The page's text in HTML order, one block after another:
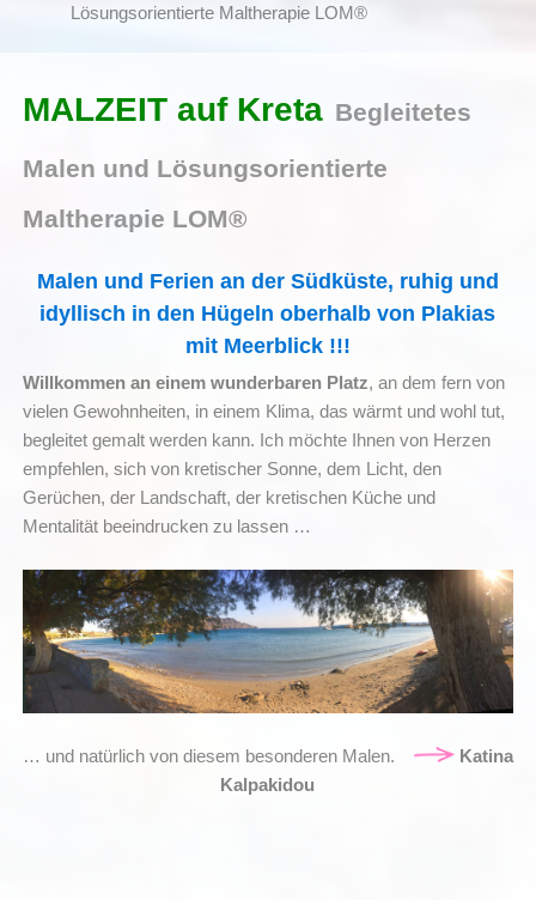
Lösungsorientierte Maltherapie LOM®
MALZEIT auf Kreta Begleitetes
Malen und Lösungsorientierte
Maltherapie LOM®
Malen und Ferien an der Südküste, ruhig und
idyllisch in den Hügeln oberhalb von Plakias
mit Meerblick !!!
Willkommen an einem wunderbaren Platz, an dem fern von
vielen Gewohnheiten, in einem Klima, das wärmt und wohl tut,
begleitet gemalt werden kann. Ich möchte Ihnen von Herzen
empfehlen, sich von kretischer Sonne, dem Licht, den
Gerüchen, der Landschaft, der kretischen Küche und
Mentalität beeindrucken zu lassen …
… und natürlich von diesem besonderen Malen.
Katina
Kalpakidou